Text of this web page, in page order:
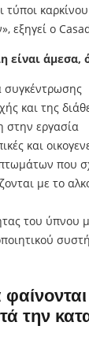
εξηγεί ο
είναι άμεσα,
συγκέντρωσης
και της
στην εργασία
και
που
με το
του ύπνου
την